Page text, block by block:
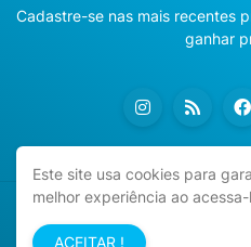
Cadastre-se nas mais recentes
ganhar
Este site usa cookies para
melhor experiência ao acessa-
ACEITAR !